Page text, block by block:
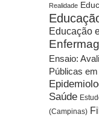
Realidade
Educação
Ensaio:
Públicas
Saúde
(Campinas)